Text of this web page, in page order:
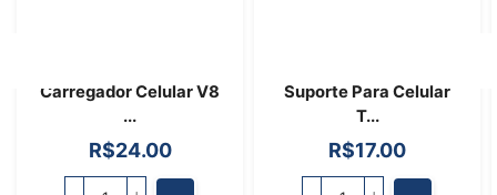
Carregador Celular V8
...
R$24.00
Suporte Para Celular
T...
R$17.00